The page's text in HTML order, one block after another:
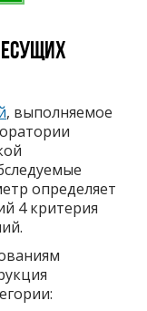
, выполняемое
определяет
4 критерия